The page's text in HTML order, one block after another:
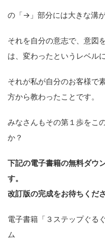
の「→」部分には大きな溝が
それを自分の意志で、意図
は、変わったというレベル
それが私が自分のお客様で
方から教わったことです。
みなさんもその第１歩をこ
か？
下記の電子書籍の無料ダウ
す。
改訂版の完成をお待ちくださ
電子書籍「３ステップぐる
ム